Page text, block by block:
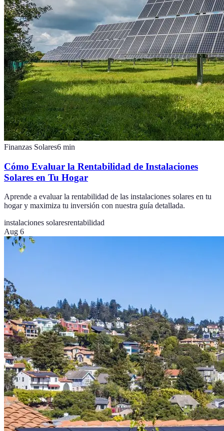
Finanzas Solares6 min
Cómo Evaluar la Rentabilidad de Instalaciones
Solares en Tu Hogar
Aprende a evaluar la rentabilidad de las instalaciones solares en tu
hogar y maximiza tu inversión con nuestra guía detallada.
instalaciones solaresrentabilidad
Aug 6